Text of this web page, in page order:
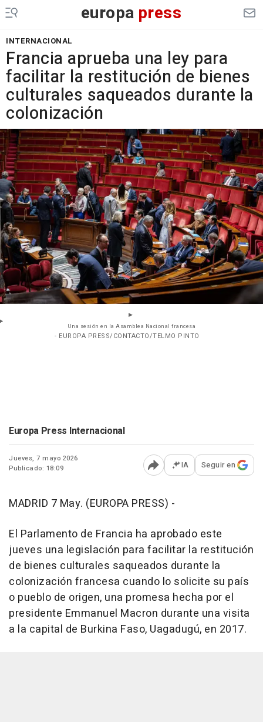
europa press
INTERNACIONAL
Francia aprueba una ley para
facilitar la restitución de bienes
culturales saqueados durante la
colonización
Una sesión en la Asamblea Nacional francesa
- EUROPA PRESS/CONTACTO/TELMO PINTO
Europa Press Internacional
Jueves, 7 mayo 2026
Publicado: 18:09
Abrir opciones para
IA Seguir en
MADRID 7 May. (EUROPA PRESS) -
El Parlamento de Francia ha aprobado este
jueves una legislación para facilitar la restitución
de bienes culturales saqueados durante la
colonización francesa cuando lo solicite su país
o pueblo de origen, una promesa hecha por el
presidente Emmanuel Macron durante una visita
a la capital de Burkina Faso, Uagadugú, en 2017.